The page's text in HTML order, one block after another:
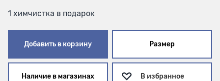
1 химчистка в подарок
Добавить в корзину Размер
Наличие в магазинах В избранное